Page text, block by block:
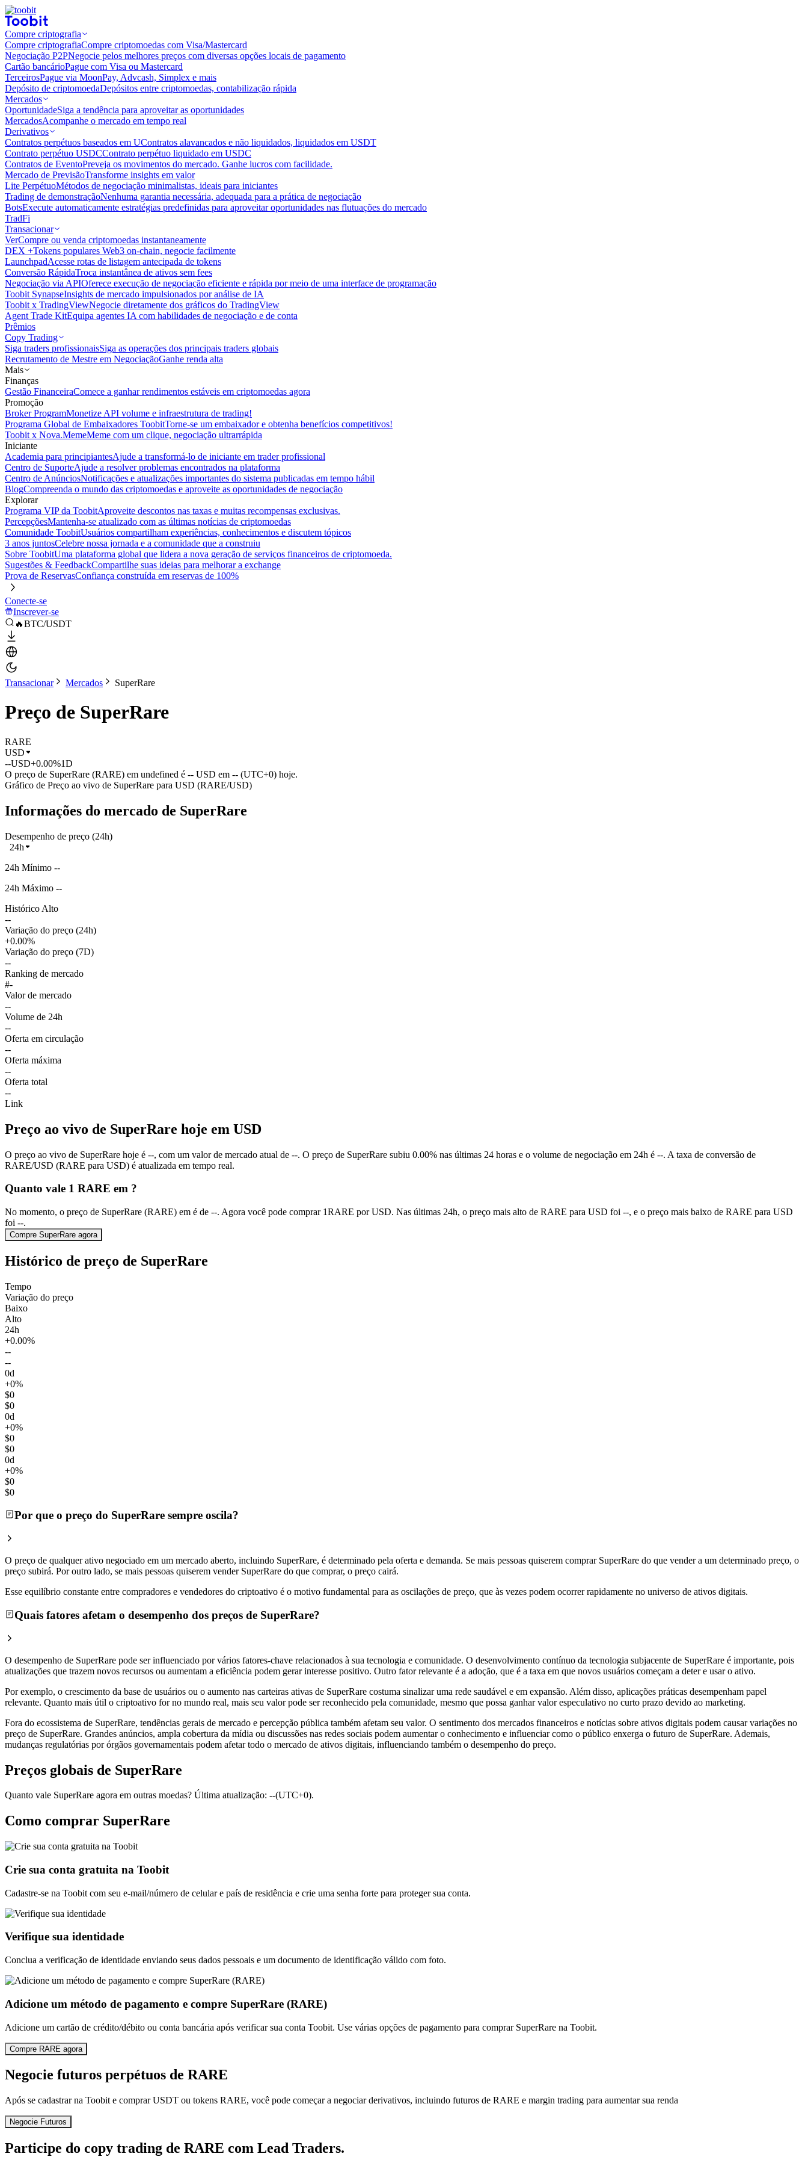
Compre criptografia
Compre criptografiaCompre criptomoedas com Visa/Mastercard
Negociação P2PNegocie pelos melhores preços com diversas opções locais de pagamento
Cartão bancárioPague com Visa ou Mastercard
TerceirosPague via MoonPay, Advcash, Simplex e mais
Depósito de criptomoedaDepósitos entre criptomoedas, contabilização rápida
Mercados
OportunidadeSiga a tendência para aproveitar as oportunidades
MercadosAcompanhe o mercado em tempo real
Derivativos
Contratos perpétuos baseados em UContratos alavancados e não liquidados, liquidados em USDT
Contrato perpétuo USDCContrato perpétuo liquidado em USDC
Contratos de EventoPreveja os movimentos do mercado. Ganhe lucros com facilidade.
Mercado de PrevisãoTransforme insights em valor
Lite PerpétuoMétodos de negociação minimalistas, ideais para iniciantes
Trading de demonstraçãoNenhuma garantia necessária, adequada para a prática de negociação
BotsExecute automaticamente estratégias predefinidas para aproveitar oportunidades nas flutuações do mercado
TradFi
Transacionar
VerCompre ou venda criptomoedas instantaneamente
DEX +Tokens populares Web3 on-chain, negocie facilmente
LaunchpadAcesse rotas de listagem antecipada de tokens
Conversão RápidaTroca instantânea de ativos sem fees
Negociação via APIOferece execução de negociação eficiente e rápida por meio de uma interface de programação
Toobit SynapseInsights de mercado impulsionados por análise de IA
Toobit x TradingViewNegocie diretamente dos gráficos do TradingView
Agent Trade KitEquipa agentes IA com habilidades de negociação e de conta
Prêmios
Copy Trading
Siga traders profissionaisSiga as operações dos principais traders globais
Recrutamento de Mestre em NegociaçãoGanhe renda alta
Mais
Finanças
Gestão FinanceiraComece a ganhar rendimentos estáveis em criptomoedas agora
Promoção
Broker ProgramMonetize API volume e infraestrutura de trading!
Programa Global de Embaixadores ToobitTorne-se um embaixador e obtenha benefícios competitivos!
Toobit x Nova.MemeMeme com um clique, negociação ultrarrápida
Iniciante
Academia para principiantesAjude a transformá-lo de iniciante em trader profissional
Centro de SuporteAjude a resolver problemas encontrados na plataforma
Centro de AnúnciosNotificações e atualizações importantes do sistema publicadas em tempo hábil
BlogCompreenda o mundo das criptomoedas e aproveite as oportunidades de negociação
Explorar
Programa VIP da ToobitAproveite descontos nas taxas e muitas recompensas exclusivas.
PercepçõesMantenha-se atualizado com as últimas notícias de criptomoedas
Comunidade ToobitUsuários compartilham experiências, conhecimentos e discutem tópicos
3 anos juntosCelebre nossa jornada e a comunidade que a construiu
Sobre ToobitUma plataforma global que lidera a nova geração de serviços financeiros de criptomoeda.
Sugestões & FeedbackCompartilhe suas ideias para melhorar a exchange
Prova de ReservasConfiança construída em reservas de 100%
Conecte-se
Inscrever-se
🔥BTC/USDT
Transacionar Mercados SuperRare
Preço de SuperRare
RARE
USD
--USD+0.00%1D
O preço de SuperRare (RARE) em undefined é -- USD em -- (UTC+0) hoje.
Gráfico de Preço ao vivo de SuperRare para USD (RARE/USD)
Informações do mercado de SuperRare
Desempenho de preço (24h)
24h
24h Mínimo --
24h Máximo --
Histórico Alto
--
Variação do preço (24h)
+0.00%
Variação do preço (7D)
--
Ranking de mercado
#-
Valor de mercado
--
Volume de 24h
--
Oferta em circulação
--
Oferta máxima
--
Oferta total
--
Link
Preço ao vivo de SuperRare hoje em USD
O preço ao vivo de SuperRare hoje é --, com um valor de mercado atual de --. O preço de SuperRare subiu 0.00% nas últimas 24 horas e o volume de negociação em 24h é --. A taxa de conversão de
RARE/USD (RARE para USD) é atualizada em tempo real.
Quanto vale 1 RARE em ?
No momento, o preço de SuperRare (RARE) em é de --. Agora você pode comprar 1RARE por USD. Nas últimas 24h, o preço mais alto de RARE para USD foi --, e o preço mais baixo de RARE para USD
foi --.
Compre SuperRare agora
Histórico de preço de SuperRare
Tempo
Variação do preço
Baixo
Alto
24h
+0.00%
--
--
0d
+0%
$0
$0
0d
+0%
$0
$0
0d
+0%
$0
$0
Por que o preço do SuperRare sempre oscila?
O preço de qualquer ativo negociado em um mercado aberto, incluindo SuperRare, é determinado pela oferta e demanda. Se mais pessoas quiserem comprar SuperRare do que vender a um determinado preço, o
preço subirá. Por outro lado, se mais pessoas quiserem vender SuperRare do que comprar, o preço cairá.
Esse equilíbrio constante entre compradores e vendedores do criptoativo é o motivo fundamental para as oscilações de preço, que às vezes podem ocorrer rapidamente no universo de ativos digitais.
Quais fatores afetam o desempenho dos preços de SuperRare?
O desempenho de SuperRare pode ser influenciado por vários fatores-chave relacionados à sua tecnologia e comunidade. O desenvolvimento contínuo da tecnologia subjacente de SuperRare é importante, pois
atualizações que trazem novos recursos ou aumentam a eficiência podem gerar interesse positivo. Outro fator relevante é a adoção, que é a taxa em que novos usuários começam a deter e usar o ativo.
Por exemplo, o crescimento da base de usuários ou o aumento nas carteiras ativas de SuperRare costuma sinalizar uma rede saudável e em expansão. Além disso, aplicações práticas desempenham papel
relevante. Quanto mais útil o criptoativo for no mundo real, mais seu valor pode ser reconhecido pela comunidade, mesmo que possa ganhar valor especulativo no curto prazo devido ao marketing.
Fora do ecossistema de SuperRare, tendências gerais de mercado e percepção pública também afetam seu valor. O sentimento dos mercados financeiros e notícias sobre ativos digitais podem causar variações no
preço de SuperRare. Grandes anúncios, ampla cobertura da mídia ou discussões nas redes sociais podem aumentar o conhecimento e influenciar como o público enxerga o futuro de SuperRare. Ademais,
mudanças regulatórias por órgãos governamentais podem afetar todo o mercado de ativos digitais, influenciando também o desempenho do preço.
Preços globais de SuperRare
Quanto vale SuperRare agora em outras moedas? Última atualização: --(UTC+0).
Como comprar SuperRare
Crie sua conta gratuita na Toobit
Cadastre-se na Toobit com seu e-mail/número de celular e país de residência e crie uma senha forte para proteger sua conta.
Verifique sua identidade
Conclua a verificação de identidade enviando seus dados pessoais e um documento de identificação válido com foto.
Adicione um método de pagamento e compre SuperRare (RARE)
Adicione um cartão de crédito/débito ou conta bancária após verificar sua conta Toobit. Use várias opções de pagamento para comprar SuperRare na Toobit.
Compre RARE agora
Negocie futuros perpétuos de RARE
Após se cadastrar na Toobit e comprar USDT ou tokens RARE, você pode começar a negociar derivativos, incluindo futuros de RARE e margin trading para aumentar sua renda
Negocie Futuros
Participe do copy trading de RARE com Lead Traders.